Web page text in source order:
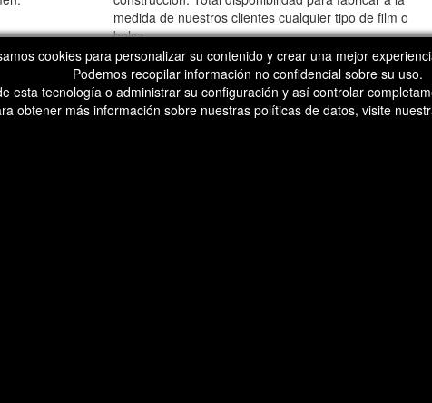
cookies para personalizar su contenido y crear una mejor
Podemos recopilar información no confidencial sobre su uso.
esta tecnología o administrar su configuración y así controlar
obtener más información sobre nuestras políticas de datos, visite
medida de nuestros clientes cualquier tipo de film o
bolsa.
VER »